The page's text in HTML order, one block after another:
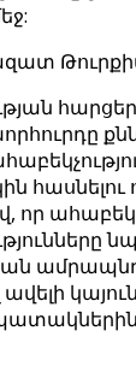
հասնելու
որ